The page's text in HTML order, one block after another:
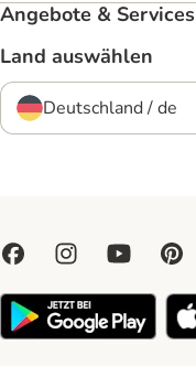
Angebote & Services
Land auswählen
Deutschland / de